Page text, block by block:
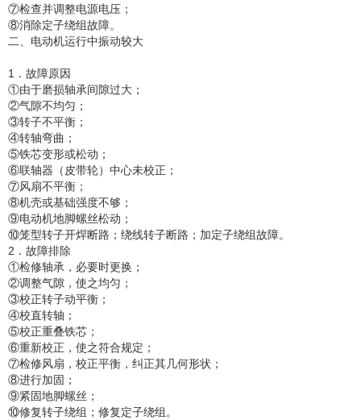
⑦检查并调整电源电压；
⑧消除定子绕组故障。
二、电动机运行中振动较大
1．故障原因
①由于磨损轴承间隙过大；
②气隙不均匀；
③转子不平衡；
④转轴弯曲；
⑤铁芯变形或松动；
⑥联轴器（皮带轮）中心未校正；
⑦风扇不平衡；
⑧机壳或基础强度不够；
⑨电动机地脚螺丝松动；
⑩笼型转子开焊断路；绕线转子断路；加定子绕组故障。
2．故障排除
①检修轴承，必要时更换；
②调整气隙，使之均匀；
③校正转子动平衡；
④校直转轴；
⑤校正重叠铁芯；
⑥重新校正，使之符合规定；
⑦检修风扇，校正平衡，纠正其几何形状；
⑧进行加固；
⑨紧固地脚螺丝；
⑩修复转子绕组；修复定子绕组。